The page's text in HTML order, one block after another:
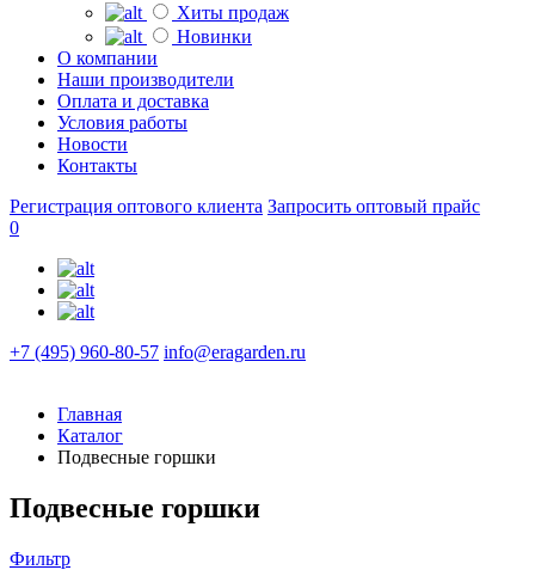
Хиты продаж
Новинки
О компании
Наши производители
Оплата и доставка
Условия работы
Новости
Контакты
Регистрация оптового клиента Запросить оптовый прайс
0
+7 (495) 960-80-57 info@eragarden.ru
Главная
Каталог
Подвесные горшки
Подвесные горшки
Фильтр